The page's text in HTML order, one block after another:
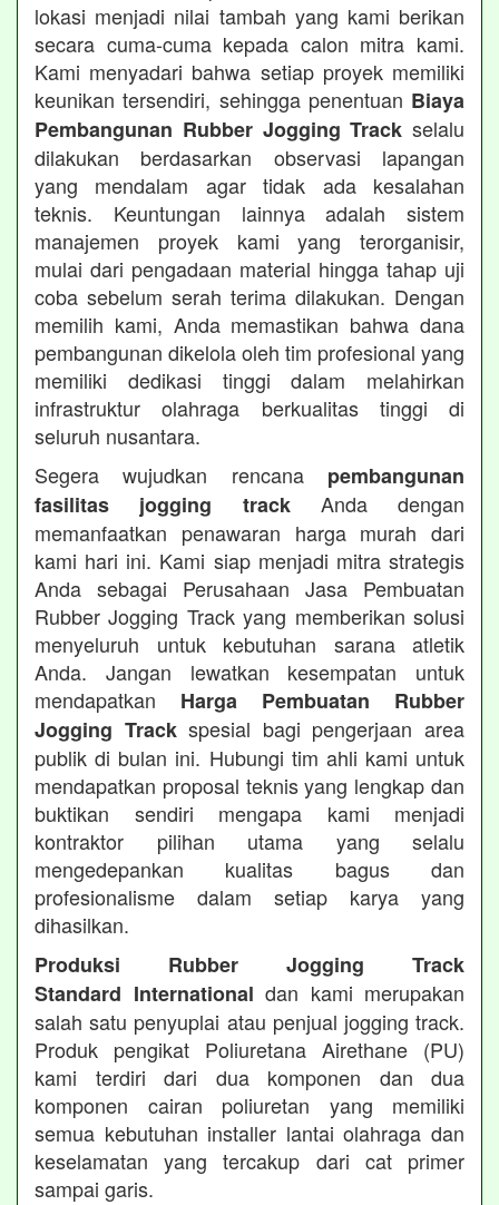
lokasi menjadi nilai tambah yang kami berikan
secara cuma-cuma kepada calon mitra kami.
Kami menyadari bahwa setiap proyek memiliki
keunikan tersendiri, sehingga penentuan Biaya
Pembangunan Rubber Jogging Track selalu
dilakukan berdasarkan observasi lapangan
yang mendalam agar tidak ada kesalahan
teknis. Keuntungan lainnya adalah sistem
manajemen proyek kami yang terorganisir,
mulai dari pengadaan material hingga tahap uji
coba sebelum serah terima dilakukan. Dengan
memilih kami, Anda memastikan bahwa dana
pembangunan dikelola oleh tim profesional yang
memiliki dedikasi tinggi dalam melahirkan
infrastruktur olahraga berkualitas tinggi di
seluruh nusantara.
Segera wujudkan rencana pembangunan
fasilitas jogging trackAnda dengan
memanfaatkan penawaran harga murah dari
kami hari ini. Kami siap menjadi mitra strategis
Anda sebagai Perusahaan Jasa Pembuatan
Rubber Jogging Track yang memberikan solusi
menyeluruh untuk kebutuhan sarana atletik
Anda. Jangan lewatkan kesempatan untuk
mendapatkan Harga Pembuatan Rubber
Jogging Trackspesial bagi pengerjaan area
publik di bulan ini. Hubungi tim ahli kami untuk
mendapatkan proposal teknis yang lengkap dan
buktikan sendiri mengapa kami menjadi
kontraktor pilihan utama yang selalu
mengedepankan kualitas bagus dan
profesionalisme dalam setiap karya yang
dihasilkan.
Produksi Rubber Jogging Track
Standard International dan kami merupakan
salah satu penyuplai atau penjual jogging track.
Produk pengikat Poliuretana Airethane (PU)
kami terdiri dari dua komponen dan dua
komponen cairan poliuretan yang memiliki
semua kebutuhan installer lantai olahraga dan
keselamatan yang tercakup dari cat primer
sampai garis.